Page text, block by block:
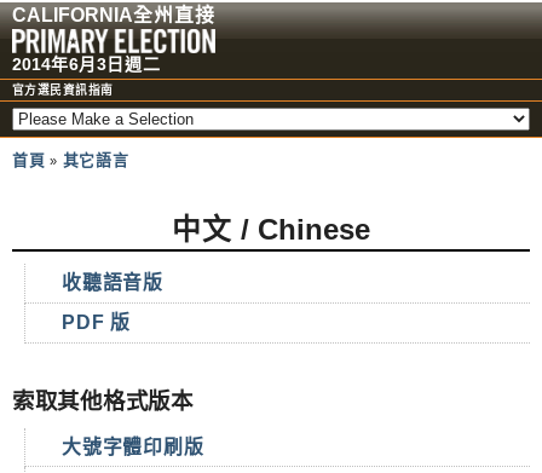
CALIFORNIA全州直接
2014年6月 3 日週二
官方選民資訊指南
首頁 » 其它語言
中文/ Chinese
收聽語音版
PDF 版
索取其他格式版本
大號字體印刷版